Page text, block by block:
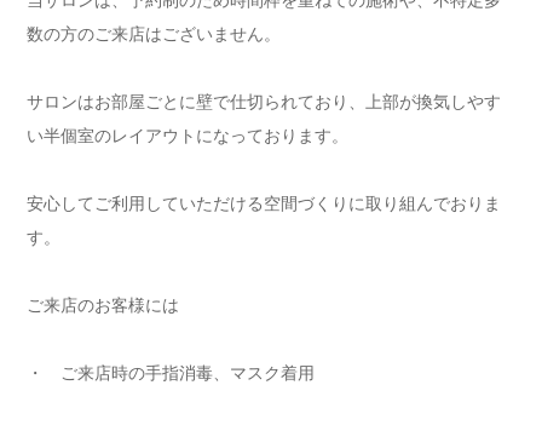
数の方のご来店はございません。
サロンはお部屋ごとに壁で仕切られており、上部が換気しやす
い半個室のレイアウトになっております。
安心してご利用していただける空間づくりに取り組んでおりま
す。
ご来店のお客様には
・ ご来店時の手指消毒、マスク着用